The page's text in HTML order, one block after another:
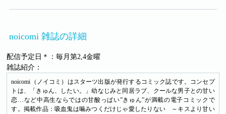
noicomi 雑誌の詳細
配信予定日＊：毎月第2,4金曜
雑誌紹介：
noicomi（ノイコミ）はスターツ出版が発行するコミック誌です。コンセプ
トは、「きゅん、したい。」幼なじみと同居ラブ、クールな男子との甘い
恋…など中高生ならではの甘酸っぱい”きゅん”が満載の電子コミックで
す。掲載作品：吸血鬼は噛みつくだけじゃ愛したりない ～キスより甘い